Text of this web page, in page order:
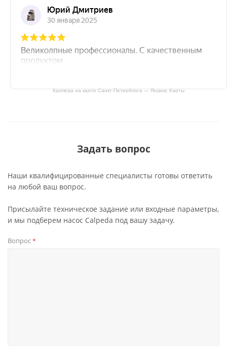
Калпеда на карте Санкт‑Петербурга — Яндекс Карты
Задать вопрос
Наши квалифицированные специалисты готовы ответить
на любой ваш вопрос.
Присылайте техническое задание или входные параметры,
и мы подберем насос Calpeda под вашу задачу.
Вопрос*